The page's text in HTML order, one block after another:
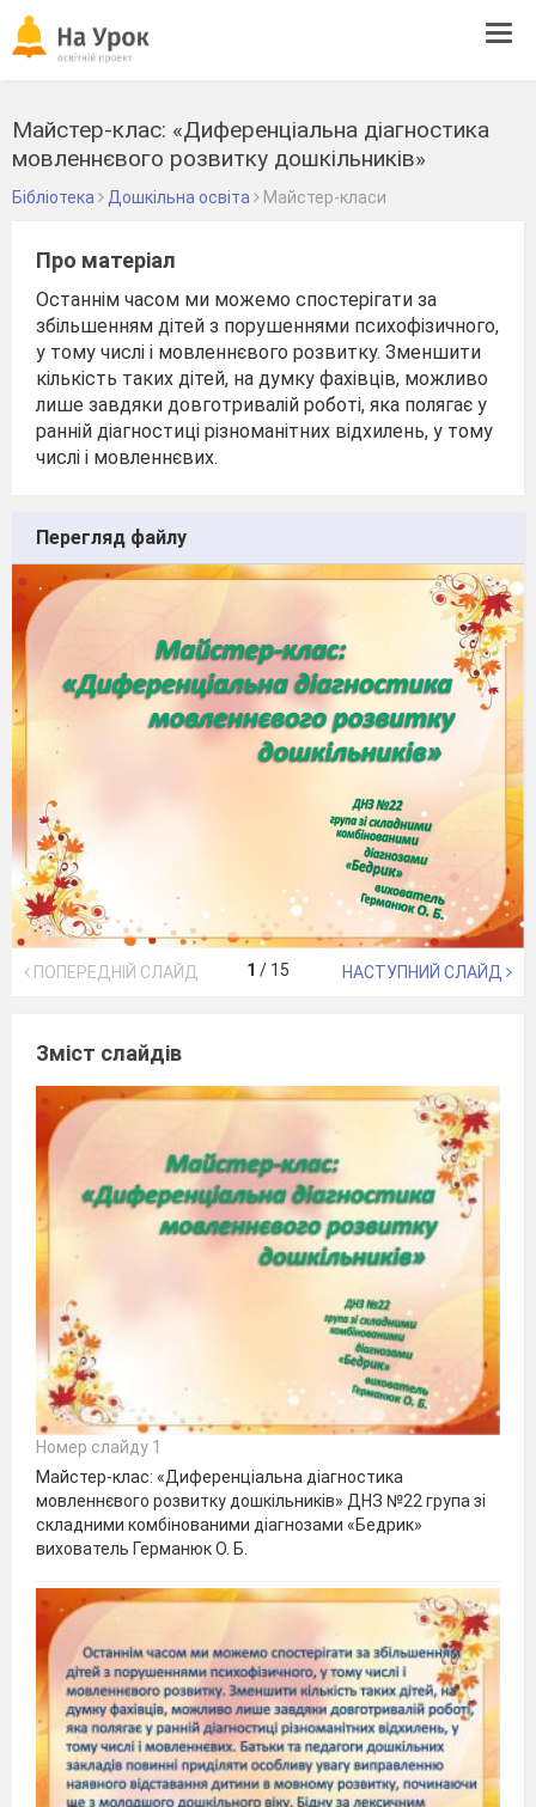
Майстер-клас: «Диференціальна діагностика
мовленнєвого розвитку дошкільників»
Бібліотека Дошкільна освіта Майстер-класи
Про матеріал
Останнім часом ми можемо спостерігати за
збільшенням дітей з порушеннями психофізичного,
у тому числі і мовленнєвого розвитку. Зменшити
кількість таких дітей, на думку фахівців, можливо
лише завдяки довготривалій роботі, яка полягає у
ранній діагностиці різноманітних відхилень, у тому
числі і мовленнєвих.
Перегляд файлу
ПОПЕРЕДНІЙ СЛАЙД 1 / 15 НАСТУПНИЙ СЛАЙД
Зміст слайдів
Номер слайду 1
Майстер-клас: «Диференціальна діагностика
мовленнєвого розвитку дошкільників» ДНЗ №22 група зі
складними комбінованими діагнозами «Бедрик»
вихователь Германюк О. Б.